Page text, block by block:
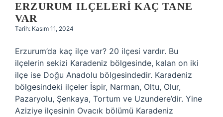
ERZURUM ILÇELERI KAÇ TANE
VAR
Tarih: Kasım 11, 2024
Erzurum’da kaç ilçe var? 20 ilçesi vardır. Bu
ilçelerin sekizi Karadeniz bölgesinde, kalan on iki
ilçe ise Doğu Anadolu bölgesindedir. Karadeniz
bölgesindeki ilçeler İspir, Narman, Oltu, Olur,
Pazaryolu, Şenkaya, Tortum ve Uzundere’dir. Yine
Aziziye ilçesinin Ovacık bölümü Karadeniz